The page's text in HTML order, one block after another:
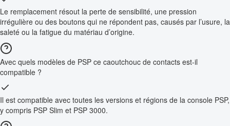
Le remplacement résout la perte de sensibilité, une pression
irrégulière ou des boutons qui ne répondent pas, causés par l’usure, la
saleté ou la fatigue du matériau d’origine.
Avec quels modèles de PSP ce caoutchouc de contacts est-il
compatible ?
Il est compatible avec toutes les versions et régions de la console PSP,
y compris PSP Slim et PSP 3000.